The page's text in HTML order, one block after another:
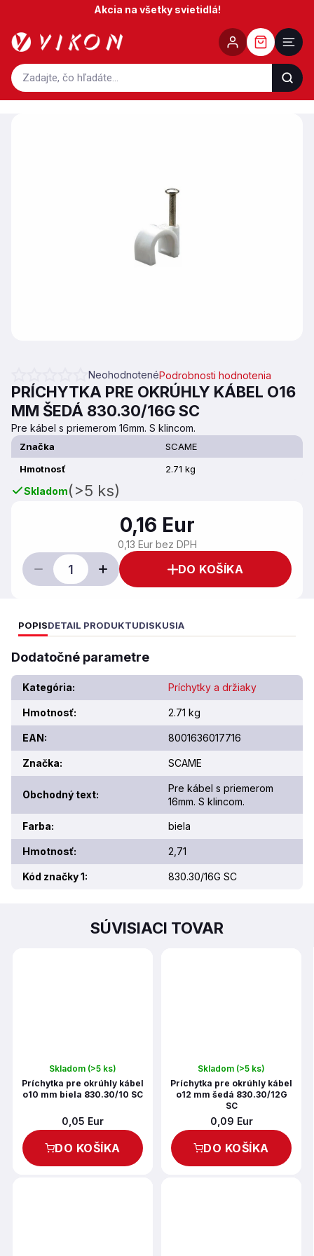
obsah
Akcia na všetky svietidlá!
Priemerné hodnotenie produktu je 0,0 z 5 hviezdičiek.
NeohodnotenéPodrobnosti hodnotenia
PRÍCHYTKA PRE OKRÚHLY KÁBEL O16
MM ŠEDÁ 830.30/16G SC
Pre kábel s priemerom 16mm. S klincom.
Značka
SCAME
Hmotnosť
2.71 kg
Skladom(>5 ks)
0,16 Eur
0,13 Eur bez DPH
DO KOŠÍKA
POPISDETAIL PRODUKTUDISKUSIA
Dodatočné parametre
Kategória: Príchytky a držiaky
Hmotnosť: 2.71 kg
EAN: 8001636017716
Značka: SCAME
Obchodný text:
Pre kábel s priemerom
16mm. S klincom.
Farba: biela
Hmotnosť: 2,71
Kód značky 1: 830.30/16G SC
SÚVISIACI TOVAR
Skladom (>5 ks)
Príchytka pre okrúhly kábel
o10 mm biela 830.30/10 SC
0,05 Eur
DO KOŠÍKA
Skladom (>5 ks)
Príchytka pre okrúhly kábel
o12 mm šedá 830.30/12G
SC
0,09 Eur
DO KOŠÍKA